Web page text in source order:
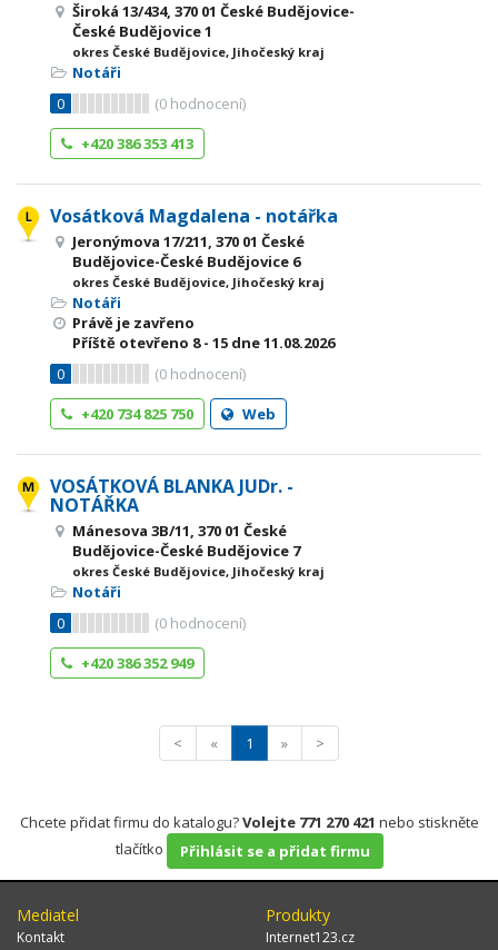
Široká 13/434, 370 01 České Budějovice-
České Budějovice 1
okres České Budějovice, Jihočeský kraj
Notáři
0
(0 hodnocení)
+420 386 353 413
Vosátková Magdalena - notářka
Jeronýmova 17/211, 370 01 České
Budějovice-České Budějovice 6
okres České Budějovice, Jihočeský kraj
Notáři
Právě je zavřeno
Příště otevřeno 8 - 15 dne 11.08.2026
0
(0 hodnocení)
+420 734 825 750
Web
VOSÁTKOVÁ BLANKA JUDr. -
NOTÁŘKA
Mánesova 3B/11, 370 01 České
Budějovice-České Budějovice 7
okres České Budějovice, Jihočeský kraj
Notáři
0
(0 hodnocení)
+420 386 352 949
< « 1 » >
Chcete přidat firmu do katalogu?Volejte 771 270 421 nebo stiskněte
tlačítko
Přihlásit se a přidat firmu
Mediatel
Kontakt
Produkty
Internet123.cz